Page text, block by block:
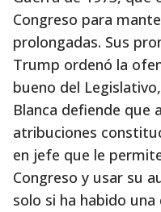
Congreso para
prolongadas. Sus
Trump ordenó la
bueno del
Blanca defiende que
atribuciones
en jefe que le
Congreso y usar su
solo si ha habido